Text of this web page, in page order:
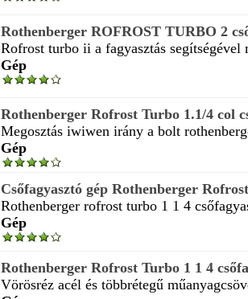
Rothenberger ROFROST TURBO 2
Rofrost turbo ii a fagyasztás
Gép
Rothenberger Rofrost Turbo 1.1/4 col
Megosztás iwiwen irány a bolt
Gép
Csőfagyasztó gép Rothenberger
Rothenberger rofrost turbo 1 1 4
Gép
Rothenberger Rofrost Turbo 1 1 4
Vörösréz acél és többrétegű